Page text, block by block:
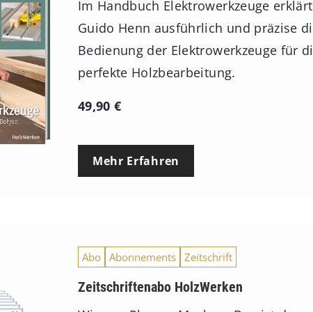
Im Handbuch Elektrowerkzeuge erklärt
Guido Henn ausführlich und präzise
Bedienung der Elektrowerkzeuge für
perfekte Holzbearbeitung.
49,90 €
Mehr Erfahren
Abo Abonnements Zeitschrift
Zeitschriftenabo HolzWerken